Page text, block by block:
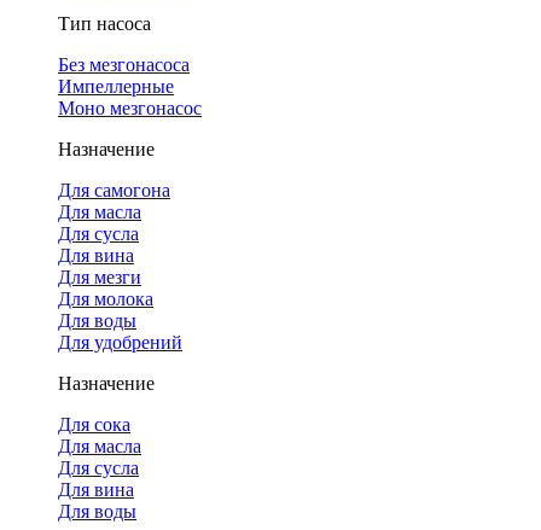
Тип насоса
Без мезгонасоса
Импеллерные
Моно мезгонасос
Назначение
Для самогона
Для масла
Для сусла
Для вина
Для мезги
Для молока
Для воды
Для удобрений
Назначение
Для сока
Для масла
Для сусла
Для вина
Для воды